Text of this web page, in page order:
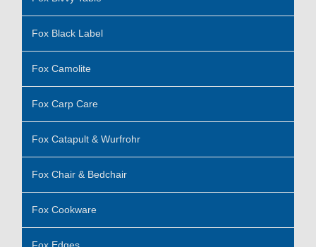
Fox Black Label
Fox Camolite
Fox Carp Care
Fox Catapult & Wurfrohr
Fox Chair & Bedchair
Fox Cookware
Fox Edges